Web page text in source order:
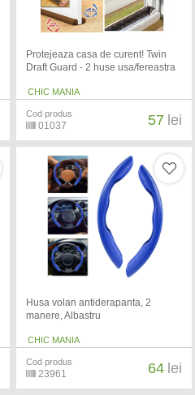
Protejeaza casa de curent! Twin
Draft Guard - 2 huse usa/fereastra
CHIC MANIA
Cod produs
01037 57 lei
Husa volan antiderapanta, 2
manere, Albastru
CHIC MANIA
Cod produs
23961 64 lei